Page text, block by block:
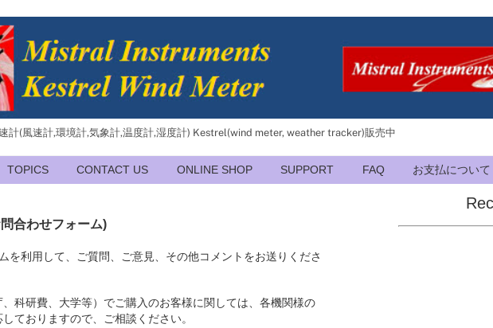
計(風速計,環境計,気象計,温度計,湿度計) Kestrel(wind meter, weather tracker)販売中
TOPICS CONTACT US ONLINE SHOP SUPPORT FAQ お支払について
合わせフォーム)
を利用して、ご質問、ご意見、その他コメントをお送りくださ
科研費、大学等）でご購入のお客様に関しては、各機関様の
ておりますので、ご相談ください。